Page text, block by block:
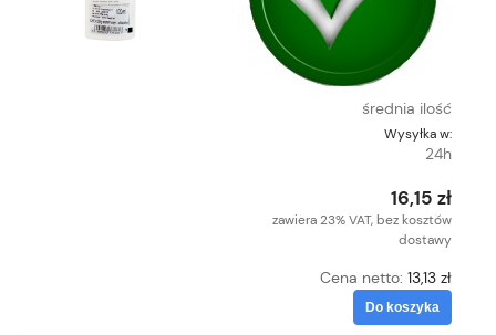
średnia ilość
Wysyłka w:
24h
16,15 zł
zawiera 23% VAT, bez kosztów
dostawy
Cena netto: 13,13 zł
Do koszyka